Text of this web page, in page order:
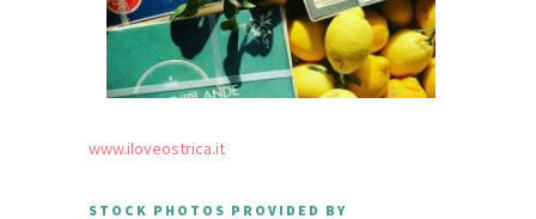
www.iloveostrica.it
STOCK PHOTOS PROVIDED BY